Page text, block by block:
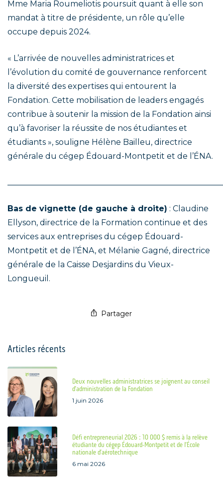
Mme Maria Roumeliotis poursuit quant à elle son
mandat à titre de présidente, un rôle qu’elle
occupe depuis 2024.
« L’arrivée de nouvelles administratrices et
l’évolution du comité de gouvernance renforcent
la diversité des expertises qui entourent la
Fondation. Cette mobilisation de leaders engagés
contribue à soutenir la mission de la Fondation ainsi
qu’à favoriser la réussite de nos étudiantes et
étudiants », souligne Hélène Bailleu, directrice
générale du cégep Édouard-Montpetit et de l’ÉNA.
Bas de vignette (de gauche à droite) : Claudine
Ellyson, directrice de la Formation continue et des
services aux entreprises du cégep Édouard-
Montpetit et de l’ÉNA, et Mélanie Gagné, directrice
générale de la Caisse Desjardins du Vieux-
Longueuil.
Partager
Articles récents
Deux nouvelles administratrices se joignent au conseil
d’administration de la Fondation
1 juin 2026
Défi entrepreneurial 2026 : 10 000 $ remis à la relève
étudiante du cégep Édouard-Montpetit et de l’École
nationale d’aérotechnique
6 mai 2026